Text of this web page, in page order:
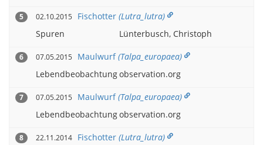
5 02.10.2015 Fischotter(Lutra_lutra)
Spuren
Lünterbusch, Christoph
6 07.05.2015 Maulwurf(Talpa_europaea)
Lebendbeobachtungobservation.org
7 07.05.2015 Maulwurf(Talpa_europaea)
Lebendbeobachtungobservation.org
8 22.11.2014 Fischotter(Lutra_lutra)